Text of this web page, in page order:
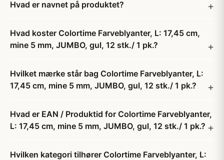
Hvad er navnet på produktet?
Hvad koster Colortime Farveblyanter, L: 17,45 cm,
mine 5 mm, JUMBO, gul, 12 stk./ 1 pk.?
Hvilket mærke står bag Colortime Farveblyanter, L:
17,45 cm, mine 5 mm, JUMBO, gul, 12 stk./ 1 pk.?
Hvad er EAN / Produktid for Colortime Farveblyanter,
L: 17,45 cm, mine 5 mm, JUMBO, gul, 12 stk./ 1 pk.?
Hvilken kategori tilhører Colortime Farveblyanter, L: